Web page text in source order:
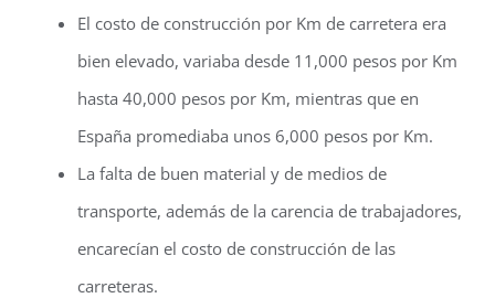
El costo de construcción por Km de carretera era
bien elevado, variaba desde 11,000 pesos por Km
hasta 40,000 pesos por Km, mientras que en
España promediaba unos 6,000 pesos por Km.
La falta de buen material y de medios de
transporte, además de la carencia de trabajadores,
encarecían el costo de construcción de las
carreteras.